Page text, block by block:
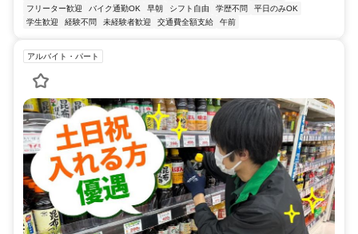
フリーター歓迎
バイク通勤OK 早朝 シフト自由 学歴不問
平日のみOK
学生歓迎
経験不問 未経験者歓迎 交通費全額支給 午前
アルバイト・パート